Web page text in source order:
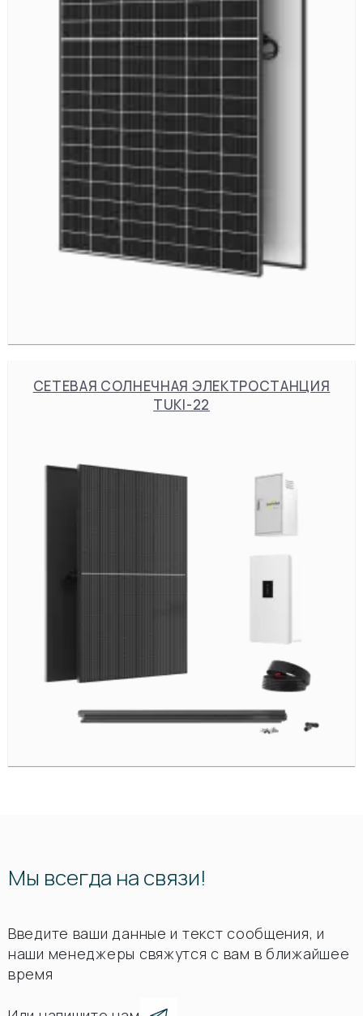
СЕТЕВАЯ СОЛНЕЧНАЯ ЭЛЕКТРОСТАНЦИЯ
TUKI-22
Мы всегда на связи!
Введите ваши данные и текст сообщения, и
наши менеджеры свяжутся с вам в ближайшее
время